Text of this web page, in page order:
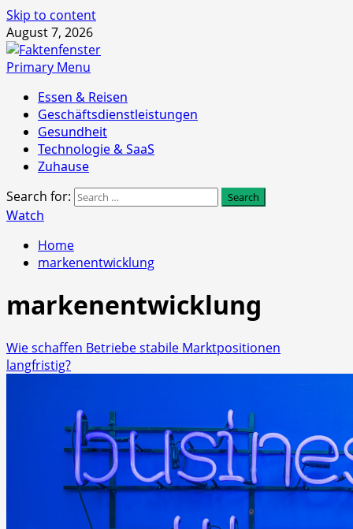
Skip to content
August 7, 2026
Primary Menu
Essen & Reisen
Geschäftsdienstleistungen
Gesundheit
Technologie & SaaS
Zuhause
Search for:
Watch
Home
markenentwicklung
markenentwicklung
Wie schaffen Betriebe stabile Marktpositionen
langfristig?